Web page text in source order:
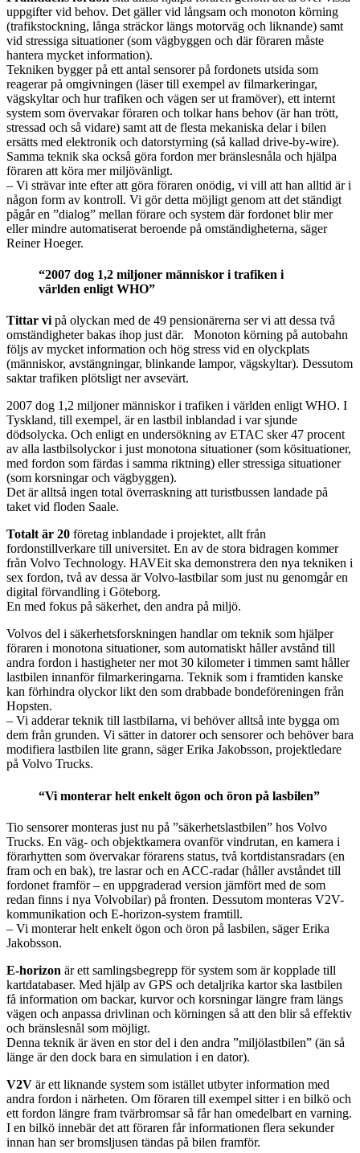
uppgifter vid behov. Det gäller vid långsam och monoton körning
(trafikstockning, långa sträckor längs motorväg och liknande) samt
vid stressiga situationer (som vägbyggen och där föraren måste
hantera mycket information).
Tekniken bygger på ett antal sensorer på fordonets utsida som
reagerar på omgivningen (läser till exempel av filmarkeringar,
vägskyltar och hur trafiken och vägen ser ut framöver), ett internt
system som övervakar föraren och tolkar hans behov (är han trött,
stressad och så vidare) samt att de flesta mekaniska delar i bilen
ersätts med elektronik och datorstyrning (så kallad drive-by-wire).
Samma teknik ska också göra fordon mer bränslesnåla och hjälpa
föraren att köra mer miljövänligt.
– Vi strävar inte efter att göra föraren onödig, vi vill att han alltid är i
någon form av kontroll. Vi gör detta möjligt genom att det ständigt
pågår en ”dialog” mellan förare och system där fordonet blir mer
eller mindre automatiserat beroende på omständigheterna, säger
Reiner Hoeger.
“2007 dog 1,2 miljoner människor i trafiken i
världen enligt WHO”
Tittar vi på olyckan med de 49 pensionärerna ser vi att dessa två
omständigheter bakas ihop just där. Monoton körning på autobahn
följs av mycket information och hög stress vid en olyckplats
(människor, avstängningar, blinkande lampor, vägskyltar). Dessutom
saktar trafiken plötsligt ner avsevärt.
2007 dog 1,2 miljoner människor i trafiken i världen enligt WHO. I
Tyskland, till exempel, är en lastbil inblandad i var sjunde
dödsolycka. Och enligt en undersökning av ETAC sker 47 procent
av alla lastbilsolyckor i just monotona situationer (som kösituationer,
med fordon som färdas i samma riktning) eller stressiga situationer
(som korsningar och vägbyggen).
Det är alltså ingen total överraskning att turistbussen landade på
taket vid floden Saale.
Totalt är 20 företag inblandade i projektet, allt från
fordonstillverkare till universitet. En av de stora bidragen kommer
från Volvo Technology. HAVEit ska demonstrera den nya tekniken i
sex fordon, två av dessa är Volvo-lastbilar som just nu genomgår en
digital förvandling i Göteborg.
En med fokus på säkerhet, den andra på miljö.
Volvos del i säkerhetsforskningen handlar om teknik som hjälper
föraren i monotona situationer, som automatiskt håller avstånd till
andra fordon i hastigheter ner mot 30 kilometer i timmen samt håller
lastbilen innanför filmarkeringarna. Teknik som i framtiden kanske
kan förhindra olyckor likt den som drabbade bondeföreningen från
Hopsten.
– Vi adderar teknik till lastbilarna, vi behöver alltså inte bygga om
dem från grunden. Vi sätter in datorer och sensorer och behöver bara
modifiera lastbilen lite grann, säger Erika Jakobsson, projektledare
på Volvo Trucks.
“Vi monterar helt enkelt ögon och öron på lasbilen”
Tio sensorer monteras just nu på ”säkerhetslastbilen” hos Volvo
Trucks. En väg- och objektkamera ovanför vindrutan, en kamera i
förarhytten som övervakar förarens status, två kortdistansradars (en
fram och en bak), tre lasrar och en ACC-radar (håller avståndet till
fordonet framför – en uppgraderad version jämfört med de som
redan finns i nya Volvobilar) på fronten. Dessutom monteras V2V-
kommunikation och E-horizon-system framtill.
– Vi monterar helt enkelt ögon och öron på lasbilen, säger Erika
Jakobsson.
E-horizon är ett samlingsbegrepp för system som är kopplade till
kartdatabaser. Med hjälp av GPS och detaljrika kartor ska lastbilen
få information om backar, kurvor och korsningar längre fram längs
vägen och anpassa drivlinan och körningen så att den blir så effektiv
och bränslesnål som möjligt.
Denna teknik är även en stor del i den andra ”miljölastbilen” (än så
länge är den dock bara en simulation i en dator).
V2V är ett liknande system som istället utbyter information med
andra fordon i närheten. Om föraren till exempel sitter i en bilkö och
ett fordon längre fram tvärbromsar så får han omedelbart en varning.
I en bilkö innebär det att föraren får informationen flera sekunder
innan han ser bromsljusen tändas på bilen framför.